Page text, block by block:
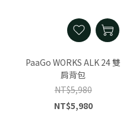
PaaGo WORKS ALK 24 雙
肩背包
NT$5,980
NT$5,980